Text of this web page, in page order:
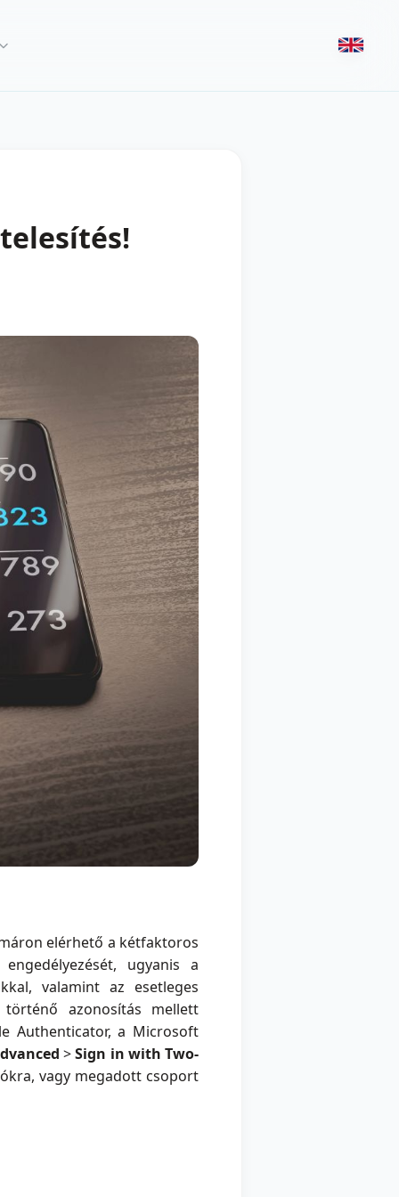
elérhető a kétfaktoros
ugyanis a
valamint az esetleges
azonosítás mellett
Authenticator, a Microsoft
>Sign in with Two-
vagy megadott csoport